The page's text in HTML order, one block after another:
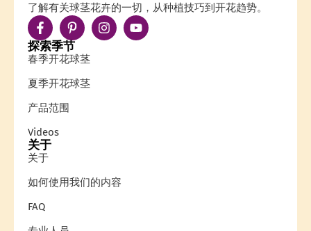
了解有关球茎花卉的一切，从种植技巧到开花趋势。
探索季节
春季开花球茎
夏季开花球茎
产品范围
Videos
关于
关于
如何使用我们的内容
FAQ